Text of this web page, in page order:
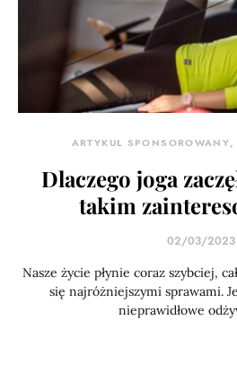
ARTYKUŁ SPONSOROWANY
Dlaczego joga
takim
02/03/2023
Nasze życie płynie coraz szybciej,
się najróżniejszymi sprawami.
nieprawidłowe